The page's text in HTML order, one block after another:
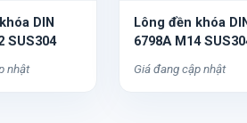
DIN
SUS304
nhật
Lông đền khóa
6798A M14
Giá đang cập nhật